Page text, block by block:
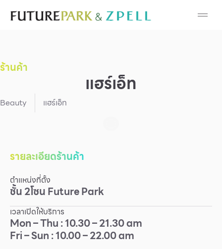
Cosmetic
Fashion
Food
Gold & Jewelry
IT
Mobile
Other
ร้านค้า
แฮร์เอ็ท
Beauty แฮร์เอ็ท
รายละเอียดร้านค้า
ตำแหน่งที่ตั้ง
ชั้น2โซนFuture Park
เวลาเปิดให้บริการ
Mon – Thu : 10.30 – 21.30 am
Fri – Sun : 10.00 – 22.00 am